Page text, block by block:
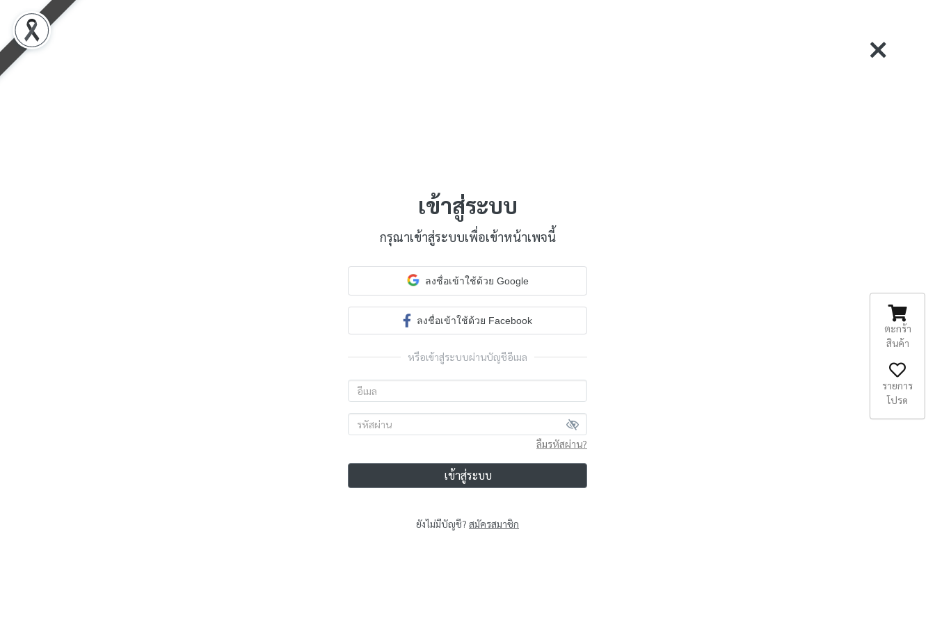
เข้าสู่ระบบ
กรุณาเข้าสู่ระบบเพื่อเข้าหน้าเพจนี้
ลงชื่อเข้าใช้ด้วย Google
ลงชื่อเข้าใช้ด้วย Facebook
หรือเข้าสู่ระบบผ่านบัญชีอีเมล
ลืมรหัสผ่าน?
เข้าสู่ระบบ
ยังไม่มีบัญชี? สมัครสมาชิก
ตะกร้า
สินค้า
รายการ
โปรด